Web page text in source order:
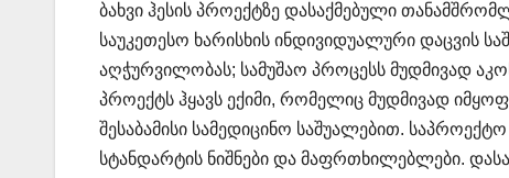
ბახვი ჰესის პროექტზე დასაქმებული
საუკეთესო ხარისხის ინდივიდუალური დაცვის
აღჭურვილობას; სამუშაო პროცესს მუდმივად
პროექტს ჰყავს ექიმი, რომელიც მუდმივად
შესაბამისი სამედიცინო საშუალებით.
სტანდარტის ნიშნები და მაფრთხილებლები.